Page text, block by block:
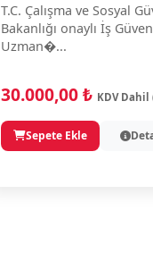
T.C. Çalışma ve Sosyal
Bakanlığı onaylı İş
Uzman�...
30.000,00 ₺ KDV Dahil
Sepete Ekle